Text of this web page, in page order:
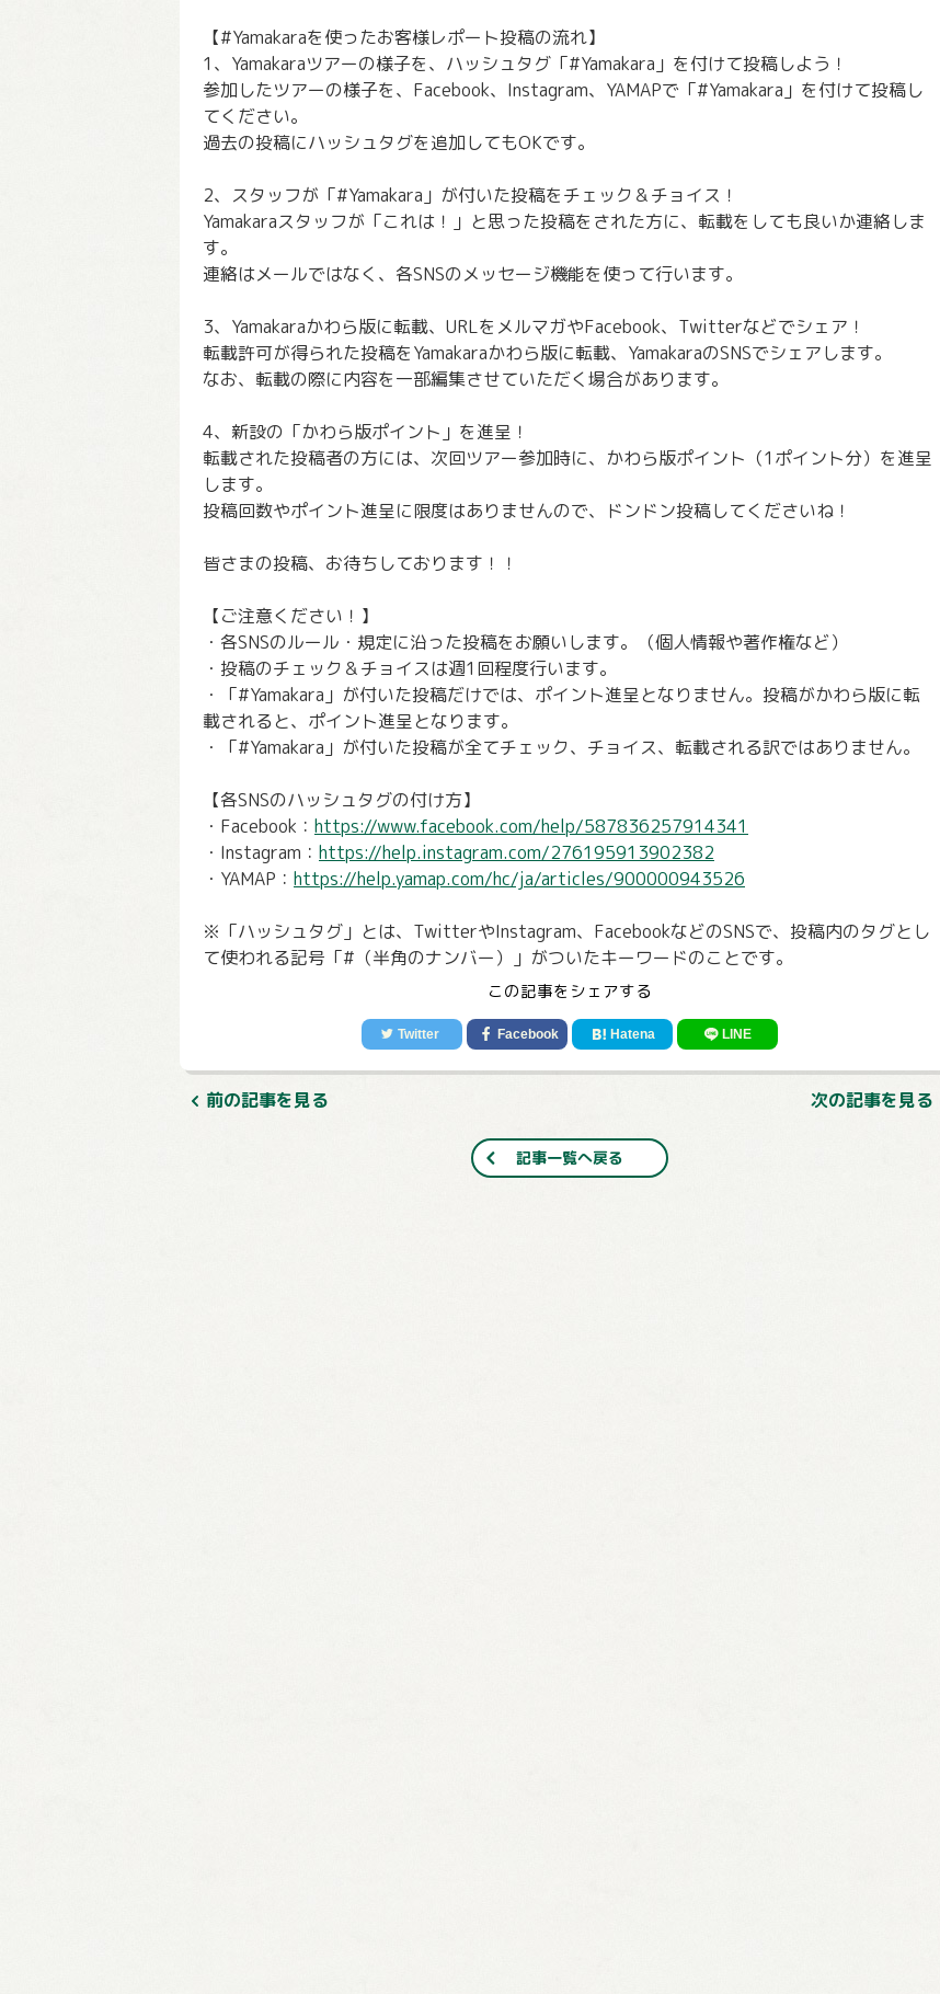
【#Yamakaraを使ったお客様レポート投稿の流れ】
1、Yamakaraツアーの様子を、ハッシュタグ「#Yamakara」を付けて投稿しよう！
参加したツアーの様子を、Facebook、Instagram、YAMAPで「#Yamakara」を付けて投稿し
てください。
過去の投稿にハッシュタグを追加してもOKです。
2、スタッフが「#Yamakara」が付いた投稿をチェック＆チョイス！
Yamakaraスタッフが「これは！」と思った投稿をされた方に、転載をしても良いか連絡しま
す。
連絡はメールではなく、各SNSのメッセージ機能を使って行います。
3、Yamakaraかわら版に転載、URLをメルマガやFacebook、Twitterなどでシェア！
転載許可が得られた投稿をYamakaraかわら版に転載、YamakaraのSNSでシェアします。
なお、転載の際に内容を一部編集させていただく場合があります。
4、新設の「かわら版ポイント」を進呈！
転載された投稿者の方には、次回ツアー参加時に、かわら版ポイント（1ポイント分）を進呈
します。
投稿回数やポイント進呈に限度はありませんので、ドンドン投稿してくださいね！
皆さまの投稿、お待ちしております！！
【ご注意ください！】
・各SNSのルール・規定に沿った投稿をお願いします。（個人情報や著作権など）
・投稿のチェック＆チョイスは週1回程度行います。
・「#Yamakara」が付いた投稿だけでは、ポイント進呈となりません。投稿がかわら版に転
載されると、ポイント進呈となります。
・「#Yamakara」が付いた投稿が全てチェック、チョイス、転載される訳ではありません。
【各SNSのハッシュタグの付け方】
・Facebook： https://www.facebook.com/help/587836257914341
・Instagram： https://help.instagram.com/276195913902382
・YAMAP： https://help.yamap.com/hc/ja/articles/900000943526
※「ハッシュタグ」とは、TwitterやInstagram、FacebookなどのSNSで、投稿内のタグとし
て使われる記号「#（半角のナンバー）」がついたキーワードのことです。
この記事をシェアする
前の記事を見る 次の記事を見る
記事一覧へ戻る